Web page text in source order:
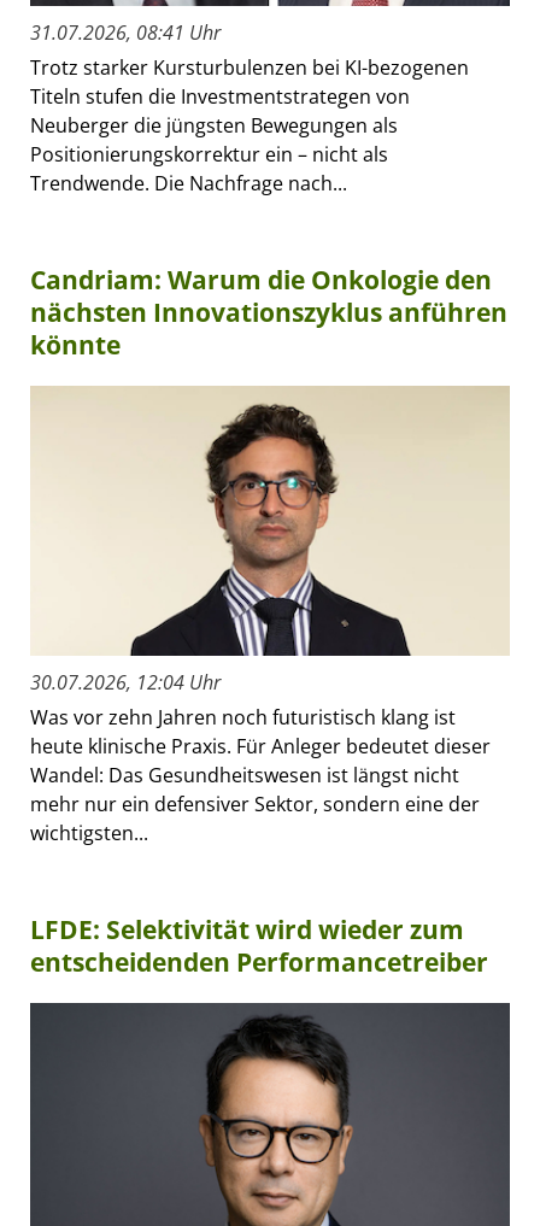
31.07.2026, 08:41 Uhr
Trotz starker Kursturbulenzen bei KI-bezogenen
Titeln stufen die Investmentstrategen von
Neuberger die jüngsten Bewegungen als
Positionierungskorrektur ein – nicht als
Trendwende. Die Nachfrage nach...
Candriam: Warum die Onkologie den
nächsten Innovationszyklus anführen
könnte
30.07.2026, 12:04 Uhr
Was vor zehn Jahren noch futuristisch klang ist
heute klinische Praxis. Für Anleger bedeutet dieser
Wandel: Das Gesundheitswesen ist längst nicht
mehr nur ein defensiver Sektor, sondern eine der
wichtigsten...
LFDE: Selektivität wird wieder zum
entscheidenden Performancetreiber